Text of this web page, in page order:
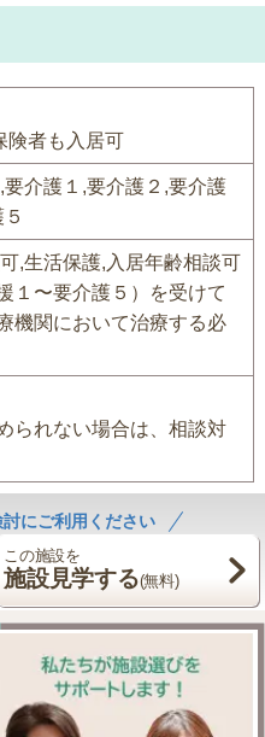
者も入居可
介護１,要介護２,要介護
,生活保護,入居年齢相談可
１〜要介護５）を受けて
機関において治療する必
られない場合は、相談対
にご利用ください
この施設を
施設見学する(無料)